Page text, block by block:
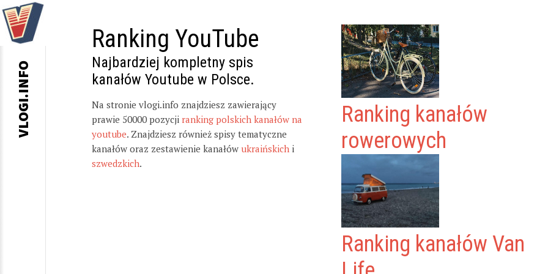
Ranking YouTube
Najbardziej kompletny spis
kanałów Youtube w Polsce.
Na stronie vlogi.info znajdziesz zawierający
prawie 50000 pozycji ranking polskich kanałów na
youtube. Znajdziesz również spisy tematyczne
kanałów oraz zestawienie kanałów ukraińskich i
szwedzkich.
Ranking kanałów
rowerowych
Ranking kanałów Van
VLOGI.INFO